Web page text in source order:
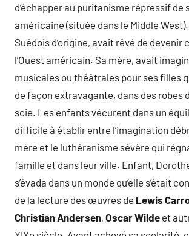
d’échapper au puritanisme répressif de
américaine (située dans le Middle
Suédois d’origine, avait rêvé de devenir
l’Ouest américain. Sa mère, avait
musicales ou théâtrales pour ses filles
de façon extravagante, dans des robes
soie. Les enfants vécurent dans un
difficile à établir entre l’imagination
mère et le luthéranisme sévère qui
famille et dans leur ville. Enfant,
s’évada dans un monde qu’elle s’était
de la lecture des œuvres de Lewis
Christian Andersen, Oscar Wilde et